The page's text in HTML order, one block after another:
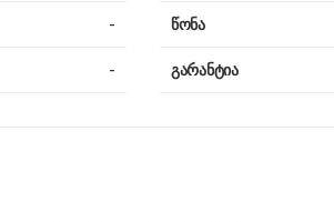
-
-
წონა
გარანტია